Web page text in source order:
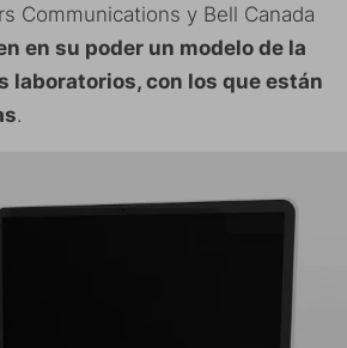
Communications y Bell Canada
en su poder un modelo de la
laboratorios, con los que están
.